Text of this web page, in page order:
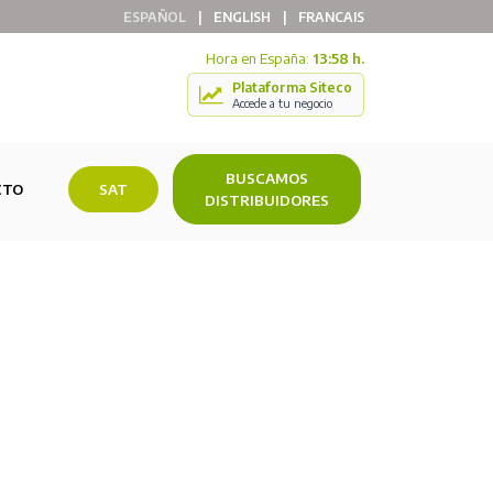
ESPAÑOL ENGLISH FRANCAIS
Hora en España: 13:58 h.
Plataforma Siteco
Accede a tu negocio
SAT
BUSCAMOS
DISTRIBUIDORES